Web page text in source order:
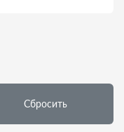
Сбросить